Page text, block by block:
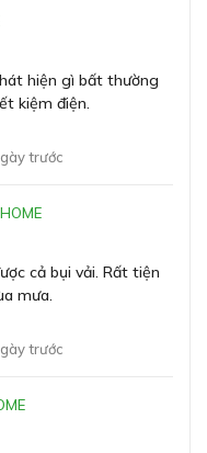
trình sấy cơ
áo cho vào lồng sấy
trình sấy phù hợp để
Đồ nhẹ
(Pflegeleicht)
Nhanh/ Kết hợp
Đồ mỏng
Len (Wolle finish)
(Zeitprogramm
kalt)
gian ấm
hiện gì bất thường
kiệm điện.
trước
cả bụi vải. Rất tiện
mưa.
trước